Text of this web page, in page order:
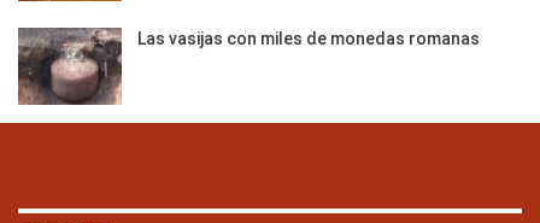
Las vasijas con miles de monedas romanas